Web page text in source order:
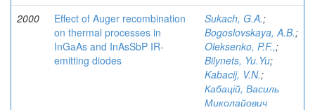
2000
Effect of Auger recombination
on thermal processes in
InGaAs and InAsSbP IR-
emitting diodes
Sukach, G.A.;
Bogoslovskaya, A.B.;
Oleksenko, P.F.,;
Bilynets, Yu.Yu;
Kabacij, V.N.;
Кабацій, Василь
Миколайович